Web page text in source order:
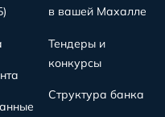
в вашей Махалле
Тендеры и
конкурсы
Структура банка